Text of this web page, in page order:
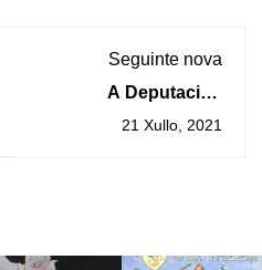
Seguinte nova
A Deputación
expresa o seu apoio
21 Xullo, 2021